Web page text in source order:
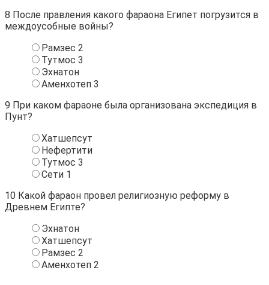
8 После правления какого фараона Египет погрузится в
междоусобные войны?
Рамзес 2
Тутмос 3
Эхнатон
Аменхотеп 3
9 При каком фараоне была организована экспедиция в
Пунт?
Хатшепсут
Нефертити
Тутмос 3
Сети 1
10 Какой фараон провел религиозную реформу в
Древнем Египте?
Эхнатон
Хатшепсут
Рамзес 2
Аменхотеп 2